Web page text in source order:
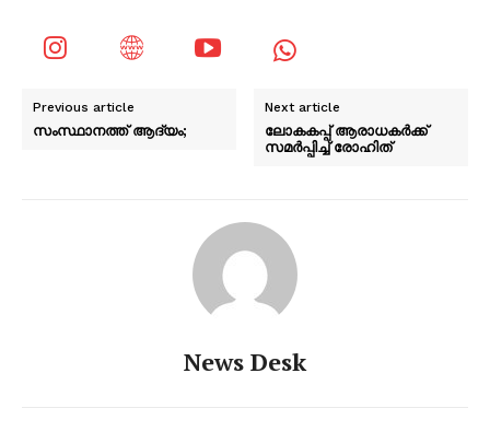
Previous article
സംസ്ഥാനത്ത് ആദ്യം;
Next article
ലോകകപ്പ് ആരാധകർക്ക്
സമർപ്പിച്ച് രോഹിത്
News Desk